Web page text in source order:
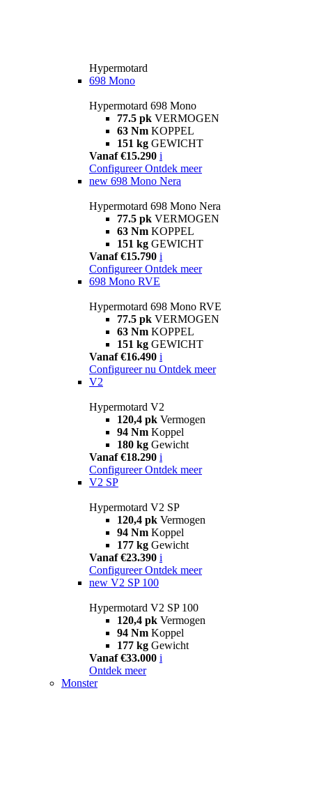
Hypermotard
698 Mono
Hypermotard 698 Mono
77.5 pk VERMOGEN
63 Nm KOPPEL
151 kg GEWICHT
Vanaf €15.290 i
Configureer Ontdek meer
new 698 Mono Nera
Hypermotard 698 Mono Nera
77.5 pk VERMOGEN
63 Nm KOPPEL
151 kg GEWICHT
Vanaf €15.790 i
Configureer Ontdek meer
698 Mono RVE
Hypermotard 698 Mono RVE
77.5 pk VERMOGEN
63 Nm KOPPEL
151 kg GEWICHT
Vanaf €16.490 i
Configureer nu Ontdek meer
V2
Hypermotard V2
120,4 pk Vermogen
94 Nm Koppel
180 kg Gewicht
Vanaf €18.290 i
Configureer Ontdek meer
V2 SP
Hypermotard V2 SP
120,4 pk Vermogen
94 Nm Koppel
177 kg Gewicht
Vanaf €23.390 i
Configureer Ontdek meer
new V2 SP 100
Hypermotard V2 SP 100
120,4 pk Vermogen
94 Nm Koppel
177 kg Gewicht
Vanaf €33.000 i
Ontdek meer
Monster